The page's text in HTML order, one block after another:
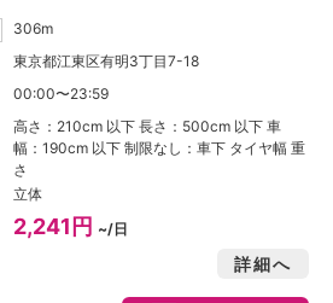
306m
東京都江東区有明3丁目7-18
00:00〜23:59
高さ：210cm 以下 長さ：500cm 以下 車
幅：190cm 以下 制限なし：車下 タイヤ幅 重
さ
立体
2,241円 ~/日
詳細へ